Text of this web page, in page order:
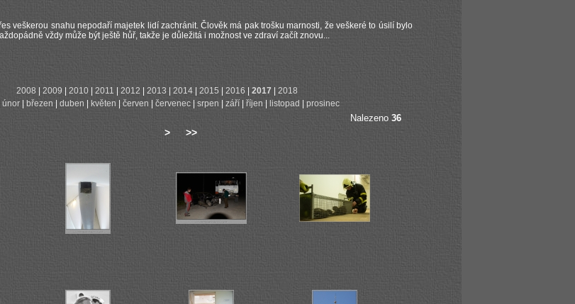
veškerou snahu nepodaří majetek lidí zachránit. Člověk má pak trošku marnosti, že veškeré to úsilí bylo
vždy může být ještě hůř, takže je důležitá i možnost ve zdraví začít znovu...
2008 2009 2010| 2011 2012 2013 2014| 2015 2016 2017
2018
únor březen duben květen červen červenec srpen září říjen listopad prosinec
Nalezeno 36